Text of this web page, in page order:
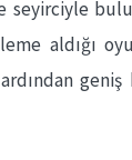
seyirciyle
aldığı